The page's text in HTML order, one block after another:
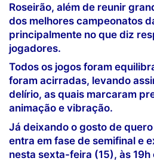
Roseirão, além de reunir
dos melhores campeonatos
principalmente no que diz
jogadores.
Todos os jogos foram
foram acirradas, levando
delírio, as quais marcaram
animação e vibração.
Já deixando o gosto de
entra em fase de semifinal e
nesta sexta-feira (15), às 19h